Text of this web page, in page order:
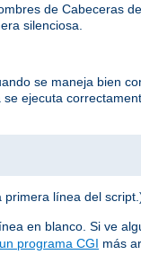
de Cabeceras
silenciosa.
se maneja bien
ejecuta
primera línea del
en blanco. Si ve
programa CGI más